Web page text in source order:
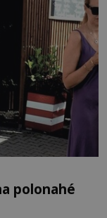
polonahé